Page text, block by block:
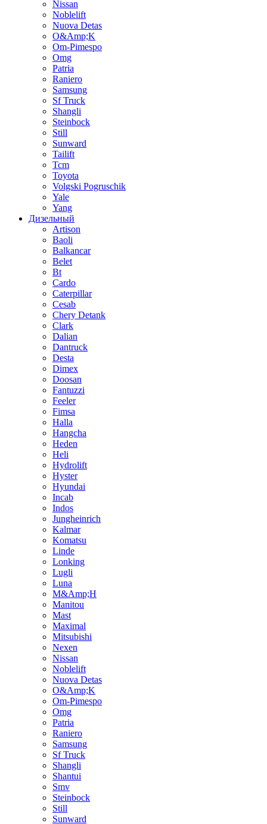
Nissan
Noblelift
Nuova Detas
O&Amp;K
Om-Pimespo
Omg
Patria
Raniero
Samsung
Sf Truck
Shangli
Steinbock
Still
Sunward
Tailift
Tcm
Toyota
Volgski Pogruschik
Yale
Yang
Дизельный
Artison
Baoli
Balkancar
Belet
Bt
Cardo
Caterpillar
Cesab
Chery Detank
Clark
Dalian
Dantruck
Desta
Dimex
Doosan
Fantuzzi
Feeler
Fimsa
Halla
Hangcha
Heden
Heli
Hydrolift
Hyster
Hyundai
Incab
Indos
Jungheinrich
Kalmar
Komatsu
Linde
Lonking
Lugli
Luna
M&Amp;H
Manitou
Mast
Maximal
Mitsubishi
Nexen
Nissan
Noblelift
Nuova Detas
O&Amp;K
Om-Pimespo
Omg
Patria
Raniero
Samsung
Sf Truck
Shangli
Shantui
Smv
Steinbock
Still
Sunward